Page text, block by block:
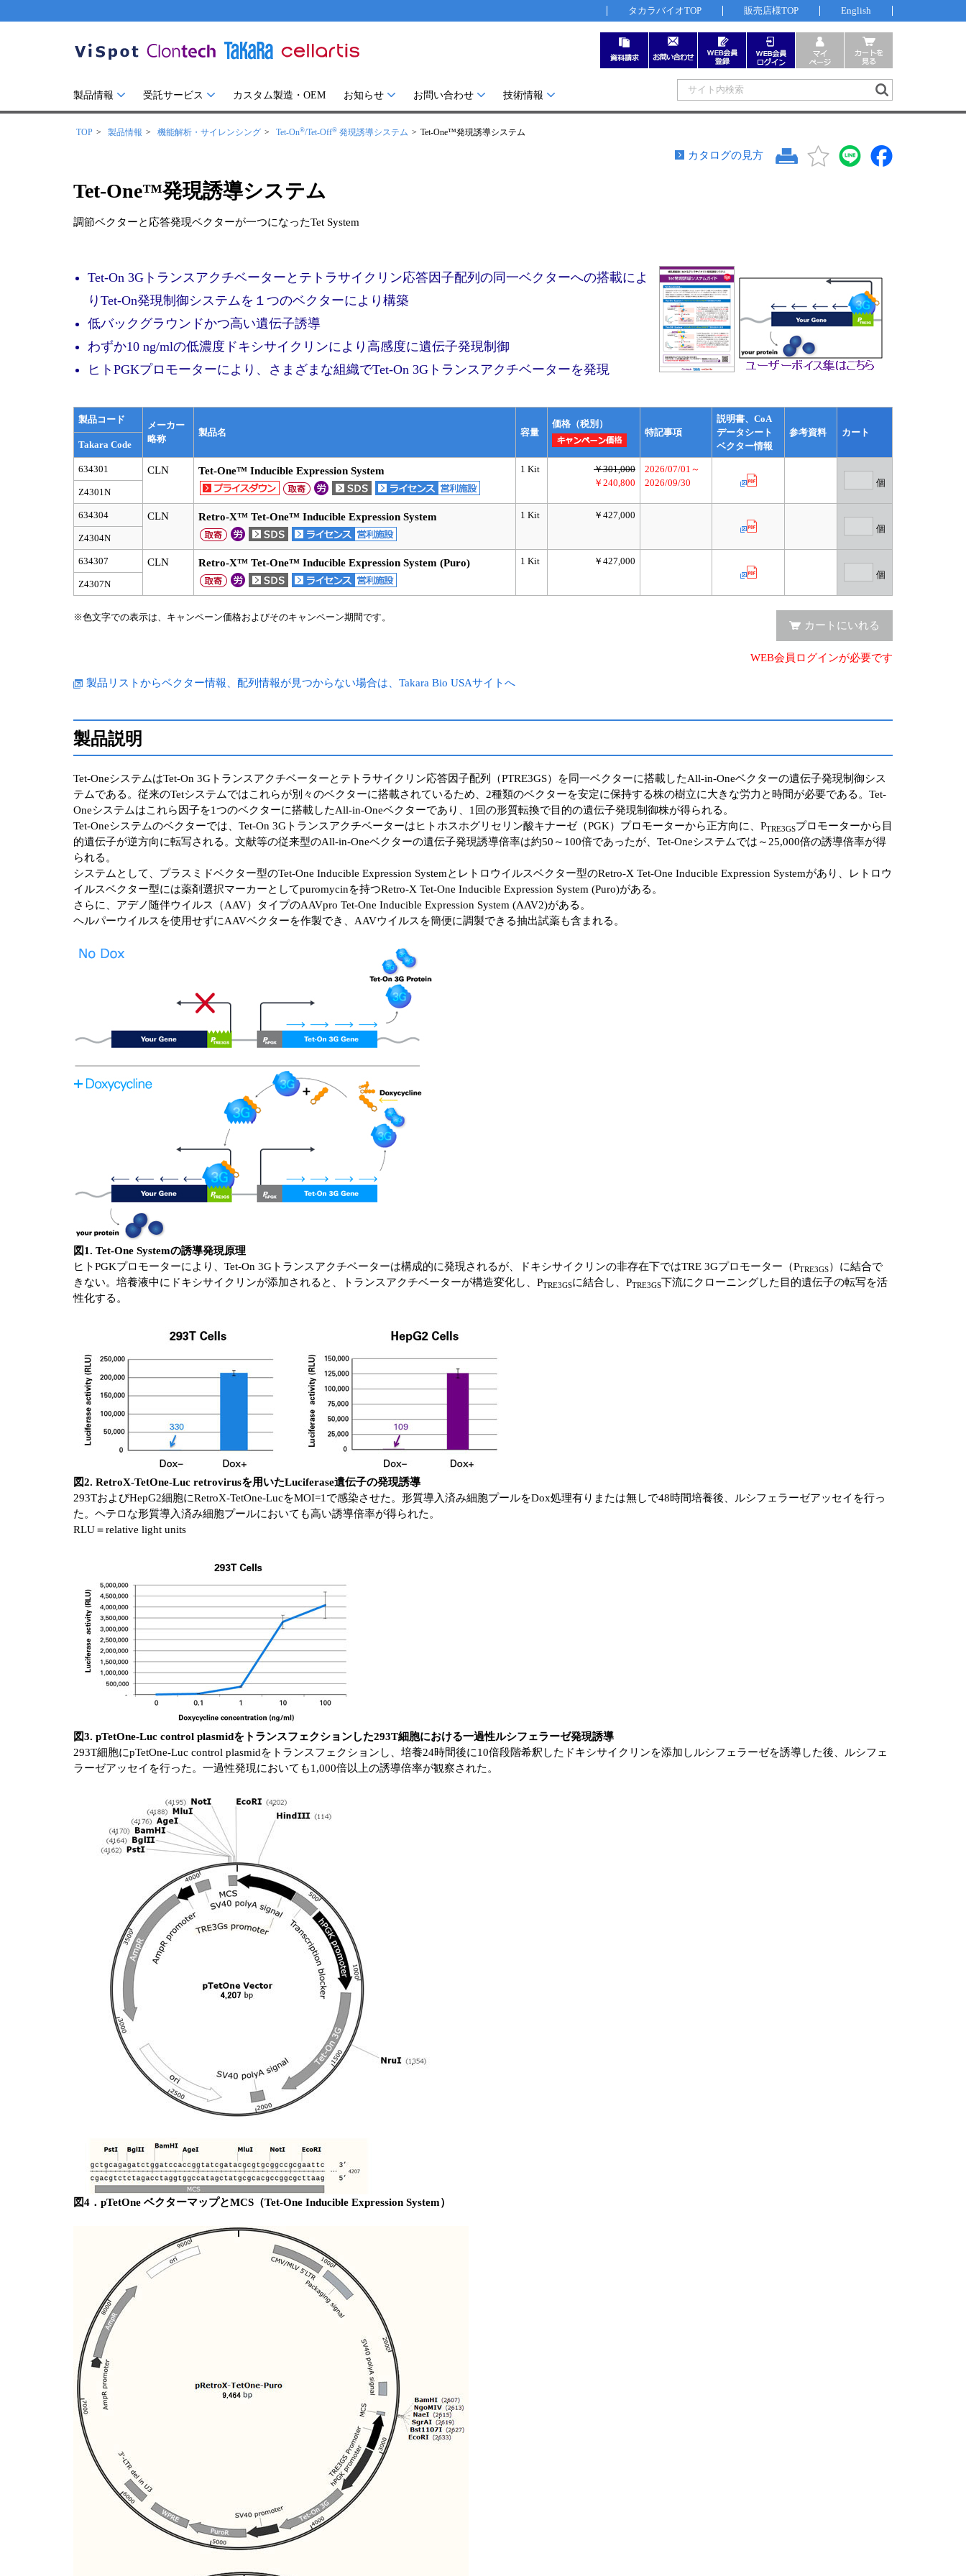
タカラバイオTOP 販売店様TOP English
製品情報 受託サービス カスタム製造・OEM お知らせ お問い合わせ 技術情報
TOP 製品情報 機能解析・サイレンシング Tet-On®/Tet-Off® 発現誘導システム Tet-One™発現誘導システム
カタログの見方
Tet-One™発現誘導システム
調節ベクターと応答発現ベクターが一つになったTet System
Tet-On 3Gトランスアクチベーターとテトラサイクリン応答因子配列の同一ベクターへの搭載によ
りTet-On発現制御システムを１つのベクターにより構築
低バックグラウンドかつ高い遺伝子誘導
わずか10 ng/mlの低濃度ドキシサイクリンにより高感度に遺伝子発現制御
ヒトPGKプロモーターにより、さまざまな組織でTet-On 3Gトランスアクチベーターを発現
製品コード
メーカー
略称
製品名 容量
価格（税別）
特記事項
説明書、CoA
データシート
ベクター情報
参考資料
カート
Takara Code
634301 CLN Tet-One™ Inducible Expression System 1 Kit
￥301,000
￥240,800
2026/07/01～
2026/09/30
個
Z4301N
634304 CLN Retro-X™ Tet-One™ Inducible Expression System 1 Kit
￥427,000
個
Z4304N
634307 CLN Retro-X™ Tet-One™ Inducible Expression System (Puro) 1 Kit
￥427,000
個
Z4307N
※色文字での表示は、キャンペーン価格およびそのキャンペーン期間です。
カートにいれる
WEB会員ログインが必要です
製品リストからベクター情報、配列情報が見つからない場合は、Takara Bio USAサイトへ
製品説明
Tet-OneシステムはTet-On 3Gトランスアクチベーターとテトラサイクリン応答因子配列（PTRE3GS）を同一ベクターに搭載したAll-in-Oneベクターの遺伝子発現制御シス
テムである。従来のTetシステムではこれらが別々のベクターに搭載されているため、2種類のベクターを安定に保持する株の樹立に大きな労力と時間が必要である。Tet-
Oneシステムはこれら因子を1つのベクターに搭載したAll-in-Oneベクターであり、1回の形質転換で目的の遺伝子発現制御株が得られる。
Tet-Oneシステムのベクターでは、Tet-On 3Gトランスアクチベーターはヒトホスホグリセリン酸キナーゼ（PGK）プロモーターから正方向に、PTRE3GSプロモーターから目
的遺伝子が逆方向に転写される。文献等の従来型のAll-in-Oneベクターの遺伝子発現誘導倍率は約50～100倍であったが、Tet-Oneシステムでは～25,000倍の誘導倍率が得
られる。
システムとして、プラスミドベクター型のTet-One Inducible Expression Systemとレトロウイルスベクター型のRetro-X Tet-One Inducible Expression Systemがあり、レトロウ
イルスベクター型には薬剤選択マーカーとしてpuromycinを持つRetro-X Tet-One Inducible Expression System (Puro)がある。
さらに、アデノ随伴ウイルス（AAV）タイプのAAVpro Tet-One Inducible Expression System (AAV2)がある。
ヘルパーウイルスを使用せずにAAVベクターを作製でき、AAVウイルスを簡便に調製できる抽出試薬も含まれる。
図1. Tet-One Systemの誘導発現原理
ヒトPGKプロモーターにより、Tet-On 3Gトランスアクチベーターは構成的に発現されるが、ドキシサイクリンの非存在下ではTRE 3Gプロモーター（PTRE3GS）に結合で
きない。培養液中にドキシサイクリンが添加されると、トランスアクチベーターが構造変化し、PTRE3GSに結合し、PTRE3GS下流にクローニングした目的遺伝子の転写を活
性化する。
図2. RetroX-TetOne-Luc retrovirusを用いたLuciferase遺伝子の発現誘導
293TおよびHepG2細胞にRetroX-TetOne-LucをMOI=1で感染させた。形質導入済み細胞プールをDox処理有りまたは無しで48時間培養後、ルシフェラーゼアッセイを行っ
た。ヘテロな形質導入済み細胞プールにおいても高い誘導倍率が得られた。
RLU＝relative light units
図3. pTetOne-Luc control plasmidをトランスフェクションした293T細胞における一過性ルシフェラーゼ発現誘導
293T細胞にpTetOne-Luc control plasmidをトランスフェクションし、培養24時間後に10倍段階希釈したドキシサイクリンを添加しルシフェラーゼを誘導した後、ルシフェ
ラーゼアッセイを行った。一過性発現においても1,000倍以上の誘導倍率が観察された。
図4．pTetOne ベクターマップとMCS（Tet-One Inducible Expression System）